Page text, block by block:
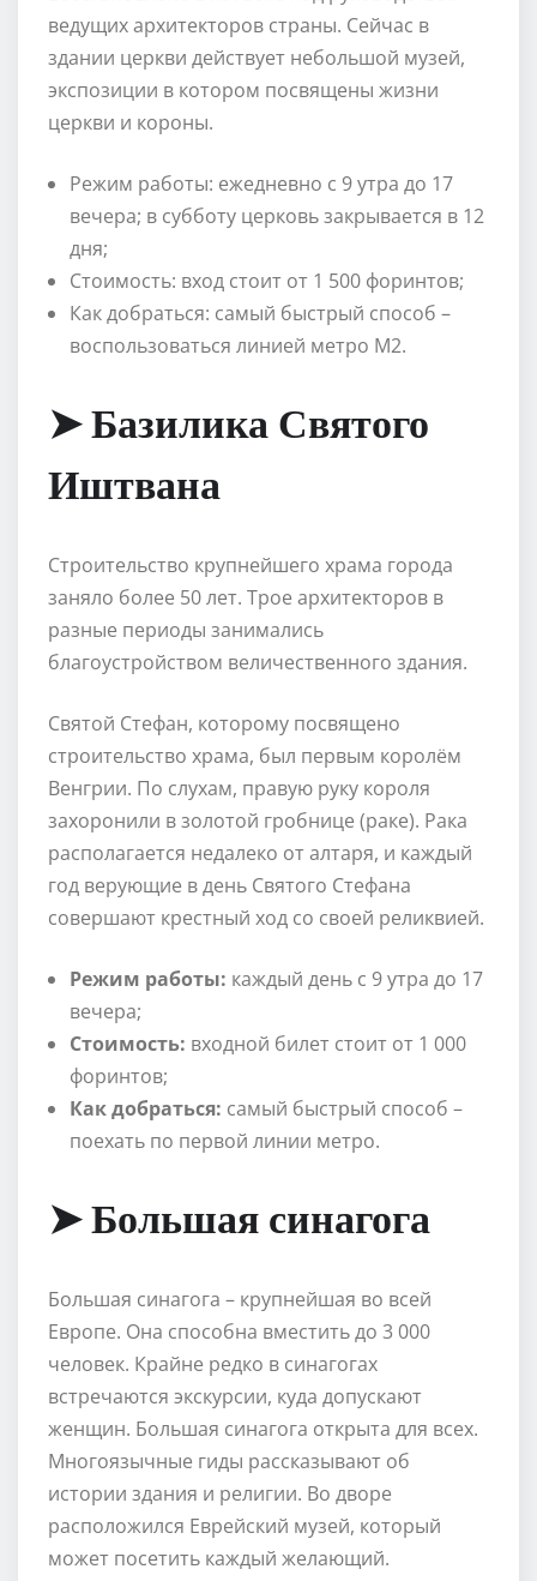
ведущих архитекторов страны. Сейчас в
здании церкви действует небольшой музей,
экспозиции в котором посвящены жизни
церкви и короны.
Режим работы: ежедневно с 9 утра до 17
вечера; в субботу церковь закрывается в 12
дня;
Стоимость: вход стоит от 1 500 форинтов;
Как добраться: самый быстрый способ –
воспользоваться линией метро М2.
➤ Базилика Святого
Иштвана
Строительство крупнейшего храма города
заняло более 50 лет. Трое архитекторов в
разные периоды занимались
благоустройством величественного здания.
Святой Стефан, которому посвящено
строительство храма, был первым королём
Венгрии. По слухам, правую руку короля
захоронили в золотой гробнице (раке). Рака
располагается недалеко от алтаря, и каждый
год верующие в день Святого Стефана
совершают крестный ход со своей реликвией.
Режим работы: каждый день с 9 утра до 17
вечера;
Стоимость: входной билет стоит от 1 000
форинтов;
Как добраться: самый быстрый способ –
поехать по первой линии метро.
➤ Большая синагога
Большая синагога – крупнейшая во всей
Европе. Она способна вместить до 3 000
человек. Крайне редко в синагогах
встречаются экскурсии, куда допускают
женщин. Большая синагога открыта для всех.
Многоязычные гиды рассказывают об
истории здания и религии. Во дворе
расположился Еврейский музей, который
может посетить каждый желающий.